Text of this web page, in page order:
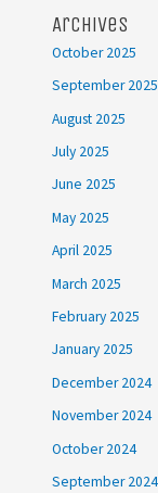
Archives
October 2025
September 2025
August 2025
July 2025
June 2025
May 2025
April 2025
March 2025
February 2025
January 2025
December 2024
November 2024
October 2024
September 2024